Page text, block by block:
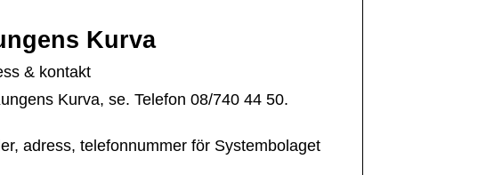
Kurva
& kontakt
Kurva, se. Telefon 08/740 44 50.
adress, telefonnummer för Systembolaget